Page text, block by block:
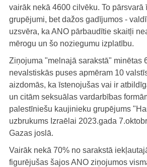
vairāk nekā 4600 cilvēku. To pārsvarā
grupējumi, bet dažos gadījumos -
uzsvēra, ka ANO pārbaudītie skaitļi
mērogu un šo noziegumu izplatību.
Ziņojuma "melnajā sarakstā" minētas
nevalstiskās puses apmēram 10
aizdomās, ka īstenojušas vai ir
un citām seksuālas vardarbības
palestīniešu kaujinieku grupējums
uzbrukums Izraēlai 2023.gada
Gazas joslā.
Vairāk nekā 70% no sarakstā
figurējušas šajos ANO ziņojumos